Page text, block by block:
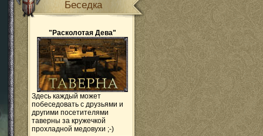
Беседка
"Расколотая Дева"
Здесь каждый может
побеседовать с друзьями и
другими посетителями
таверны за кружечкой
прохладной медовухи ;-)